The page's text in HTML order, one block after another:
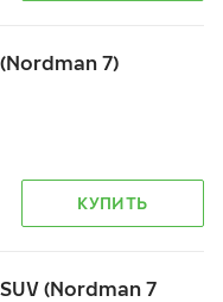
7)
КУПИТЬ
(Nordman 7